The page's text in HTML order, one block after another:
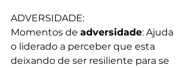
ADVERSIDADE:​
Momentos de adversidade: Ajuda
o liderado a perceber que esta
deixando de ser resiliente para se